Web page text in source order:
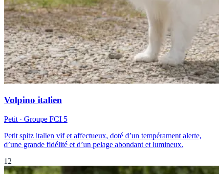
Volpino italien
Petit · Groupe FCI 5
Petit spitz italien vif et affectueux, doté d’un tempérament alerte,
d’une grande fidélité et d’un pelage abondant et lumineux.
12